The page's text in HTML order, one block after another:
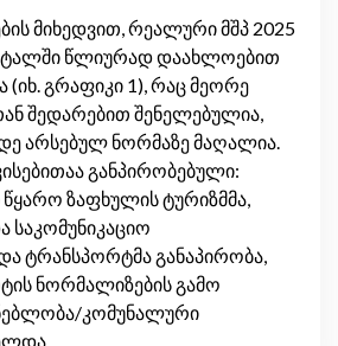
მიხედვით, რეალური მშპ 2025
წლიურად დაახლოებით
(იხ. გრაფიკი 1), რაც მეორე
შედარებით შენელებულია,
არსებულ ნორმაზე მაღალია.
განპირობებული:
ზაფხულის ტურიზმმა,
საკომუნიკაციო
ტრანსპორტმა განაპირობა,
ნორმალიზების გამო
კომუნალური